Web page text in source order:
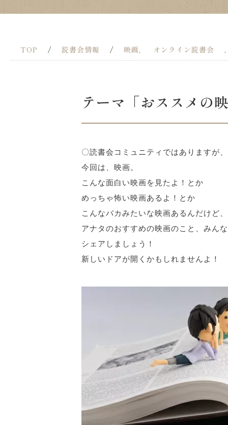
TOP / 読書会情報 / 映画, オンライン読書会 ,
テーマ「おススメの
〇読書会コミュニティではありますが
今回は、映画。
こんな面白い映画を見たよ！とか
めっちゃ怖い映画あるよ！とか
こんなバカみたいな映画あるんだけど
アナタのおすすめの映画のこと、みん
シェアしましょう！
新しいドアが開くかもしれませんよ！